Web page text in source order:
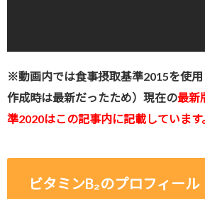
※動画内では食事摂取基準2015を使
作成時は最新だったため）現在の最新
準2020はこの記事内に記載しています
ビタミンB₂のプロフィール